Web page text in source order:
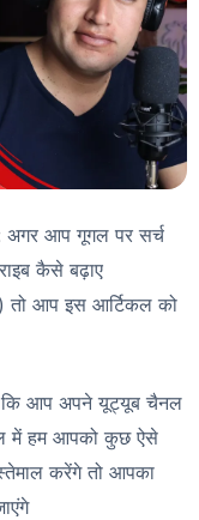
अगर आप गूगल पर सर्च
कैसे बढ़ाए
) तो आप इस आर्टिकल को
कि आप अपने यूट्यूब चैनल
में हम आपको कुछ ऐसे
करेंगे तो आपका